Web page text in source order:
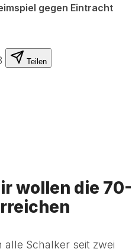
gegen Eintracht
Teilen
wollen die 70-
Schalker seit zwei